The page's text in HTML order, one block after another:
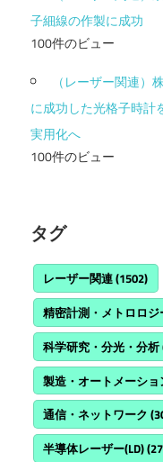
子細線の作製に成功
100件のビュー
（レーザー関連）
に成功した光格子時計
実用化へ
100件のビュー
タグ
レーザー関連(1502)
精密計測・メトロロジ
科学研究・分光・分析
製造・オートメーショ
通信・ネットワーク
半導体レーザー(LD)